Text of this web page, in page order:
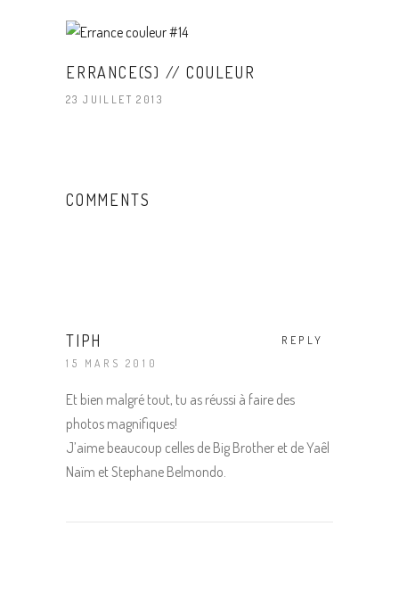
ERRANCE(S) // COULEUR
23 JUILLET 2013
COMMENTS
REPLY
TIPH
15 MARS 2010
Et bien malgré tout, tu as réussi à faire des
photos magnifiques!
J’aime beaucoup celles de Big Brother et de Yaêl
Naïm et Stephane Belmondo.